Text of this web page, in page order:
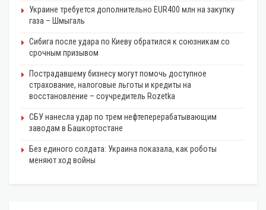
Украине требуется дополнительно EUR400 млн на закупку
газа – Шмыгаль
Сибига после удара по Киеву обратился к союзникам со
срочным призывом
Пострадавшему бизнесу могут помочь доступное
страхование, налоговые льготы и кредиты на
восстановление – соучредитель Rozetka
СБУ нанесла удар по трем нефтеперерабатывающим
заводам в Башкортостане
Без единого солдата: Украина показала, как роботы
меняют ход войны